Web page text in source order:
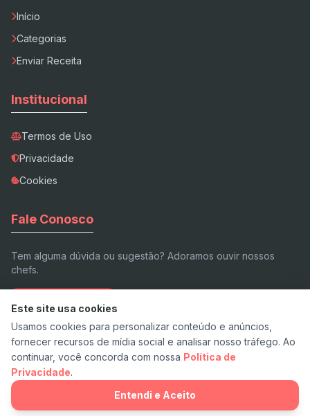
Início
Categorias
Enviar Receita
Institucional
Termos de Uso
Privacidade
Cookies
Fale Conosco
Tem alguma dúvida ou sugestão? Adoramos ouvir nossos
chefs.
Enviar E-mail
© 2026 Receita.app - Feito com ❤️ e pimenta.
v7.3 Stable
Este site usa cookies
Usamos cookies para personalizar conteúdo e anúncios,
fornecer recursos de mídia social e analisar nosso tráfego. Ao
continuar, você concorda com nossa Política de
Privacidade.
Entendi e Aceito